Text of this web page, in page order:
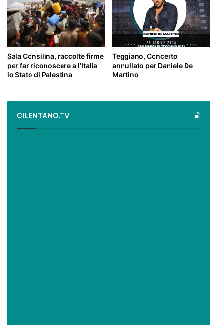
Sala Consilina, raccolte firme
per far riconoscere all’Italia
lo Stato di Palestina
Teggiano, Concerto
annullato per Daniele De
Martino
CILENTANO.TV